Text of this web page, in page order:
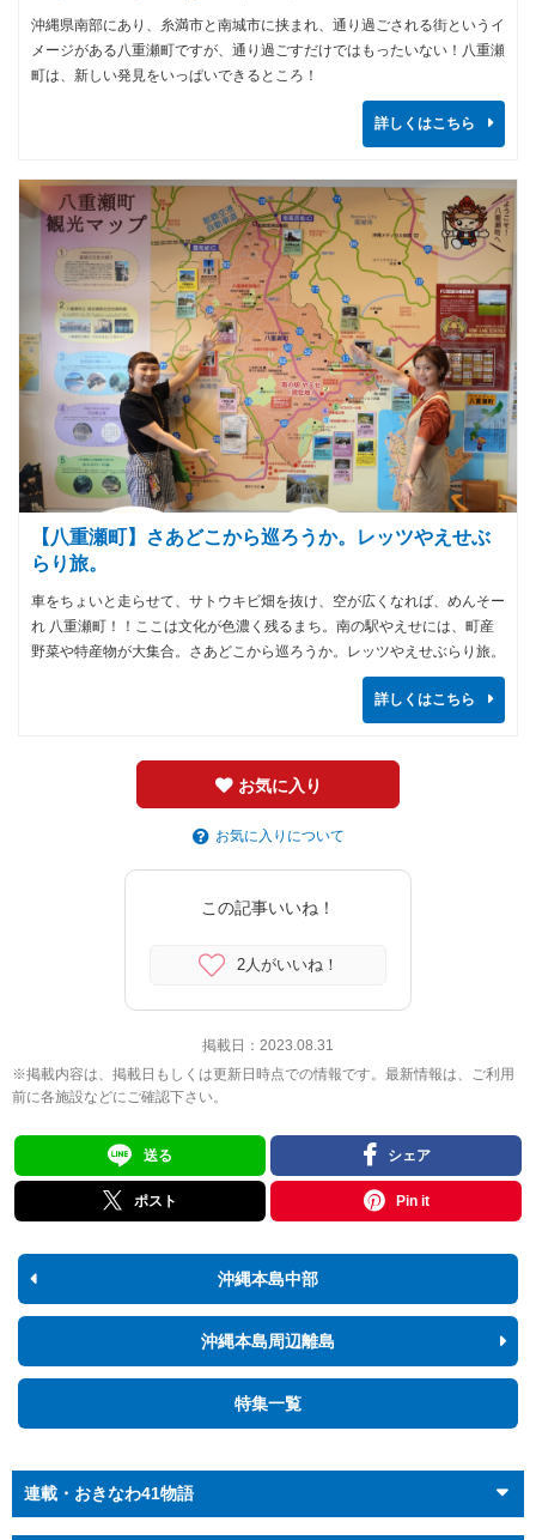
沖縄県南部にあり、糸満市と南城市に挟まれ、通り過ごされる街というイ
メージがある八重瀬町ですが、通り過ごすだけではもったいない！八重瀬
町は、新しい発見をいっぱいできるところ！
詳しくはこちら
【八重瀬町】さあどこから巡ろうか。レッツやえせぶ
らり旅。
車をちょいと走らせて、サトウキビ畑を抜け、空が広くなれば、めんそー
れ 八重瀬町！！ここは文化が色濃く残るまち。南の駅やえせには、町産
野菜や特産物が大集合。さあどこから巡ろうか。レッツやえせぶらり旅。
詳しくはこちら
お気に入り
お気に入りについて
この記事いいね！
2人がいいね！
掲載日： 2023.08.31
※掲載内容は、掲載日もしくは更新日時点での情報です。最新情報は、ご利用
前に各施設などにご確認下さい。
送る シェア
ポスト Pin it
沖縄本島中部
沖縄本島周辺離島
特集一覧
連載・おきなわ41物語